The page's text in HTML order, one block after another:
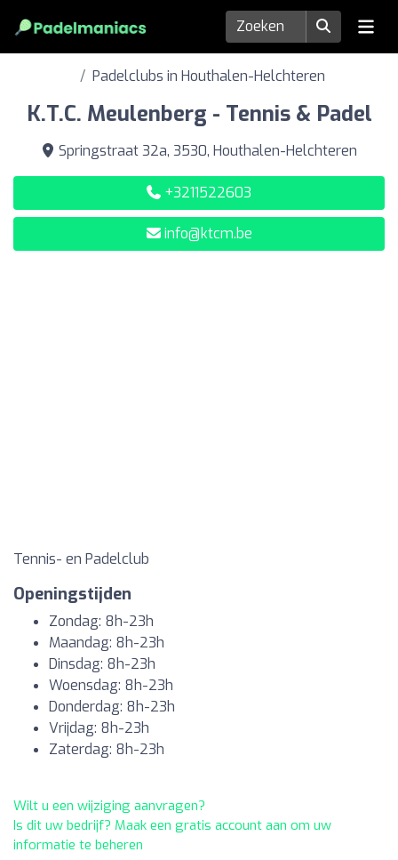
Padelclubs in Houthalen-Helchteren
K.T.C. Meulenberg - Tennis & Padel
Springstraat 32a, 3530, Houthalen-Helchteren
+3211522603
info@ktcm.be
Tennis- en Padelclub
Openingstijden
Zondag: 8h-23h
Maandag: 8h-23h
Dinsdag: 8h-23h
Woensdag: 8h-23h
Donderdag: 8h-23h
Vrijdag: 8h-23h
Zaterdag: 8h-23h
Wilt u een wijziging aanvragen?
Is dit uw bedrijf? Maak een gratis account aan om uw
informatie te beheren